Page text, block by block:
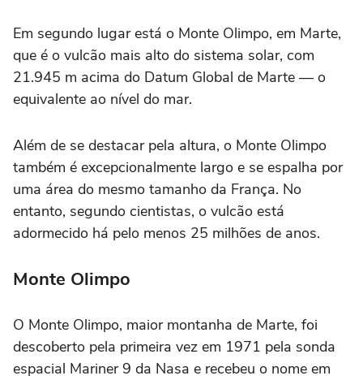
Em segundo lugar está o Monte Olimpo, em Marte,
que é o vulcão mais alto do sistema solar, com
21.945 m acima do Datum Global de Marte — o
equivalente ao nível do mar.
Além de se destacar pela altura, o Monte Olimpo
também é excepcionalmente largo e se espalha por
uma área do mesmo tamanho da França. No
entanto, segundo cientistas, o vulcão está
adormecido há pelo menos 25 milhões de anos.
Monte Olimpo
O Monte Olimpo, maior montanha de Marte, foi
descoberto pela primeira vez em 1971 pela sonda
espacial Mariner 9 da Nasa e recebeu o nome em